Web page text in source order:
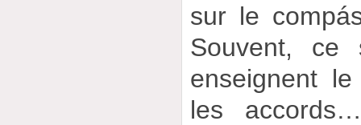
sur le
Souvent, ce
enseignent
les